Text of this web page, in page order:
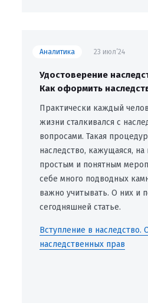
Аналитика 23 июл’24
Удостоверение
Как оформить
Практически каждый
жизни сталкивался с
вопросами. Такая
наследство, кажущаяся, на
простым и понятным
себе много подводных
важно учитывать. О них и
сегодняшней статье.
Вступление в
наследственных прав